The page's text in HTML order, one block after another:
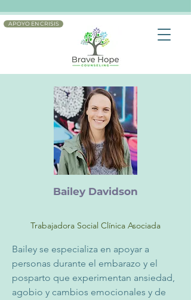
APOYO EN CRISIS
Bailey Davidson
Trabajadora Social Clínica Asociada
Bailey se especializa en apoyar a
personas durante el embarazo y el
posparto que experimentan ansiedad,
agobio y cambios emocionales y de